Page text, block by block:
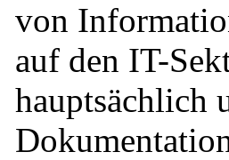
von
auf den IT-
hauptsächlich